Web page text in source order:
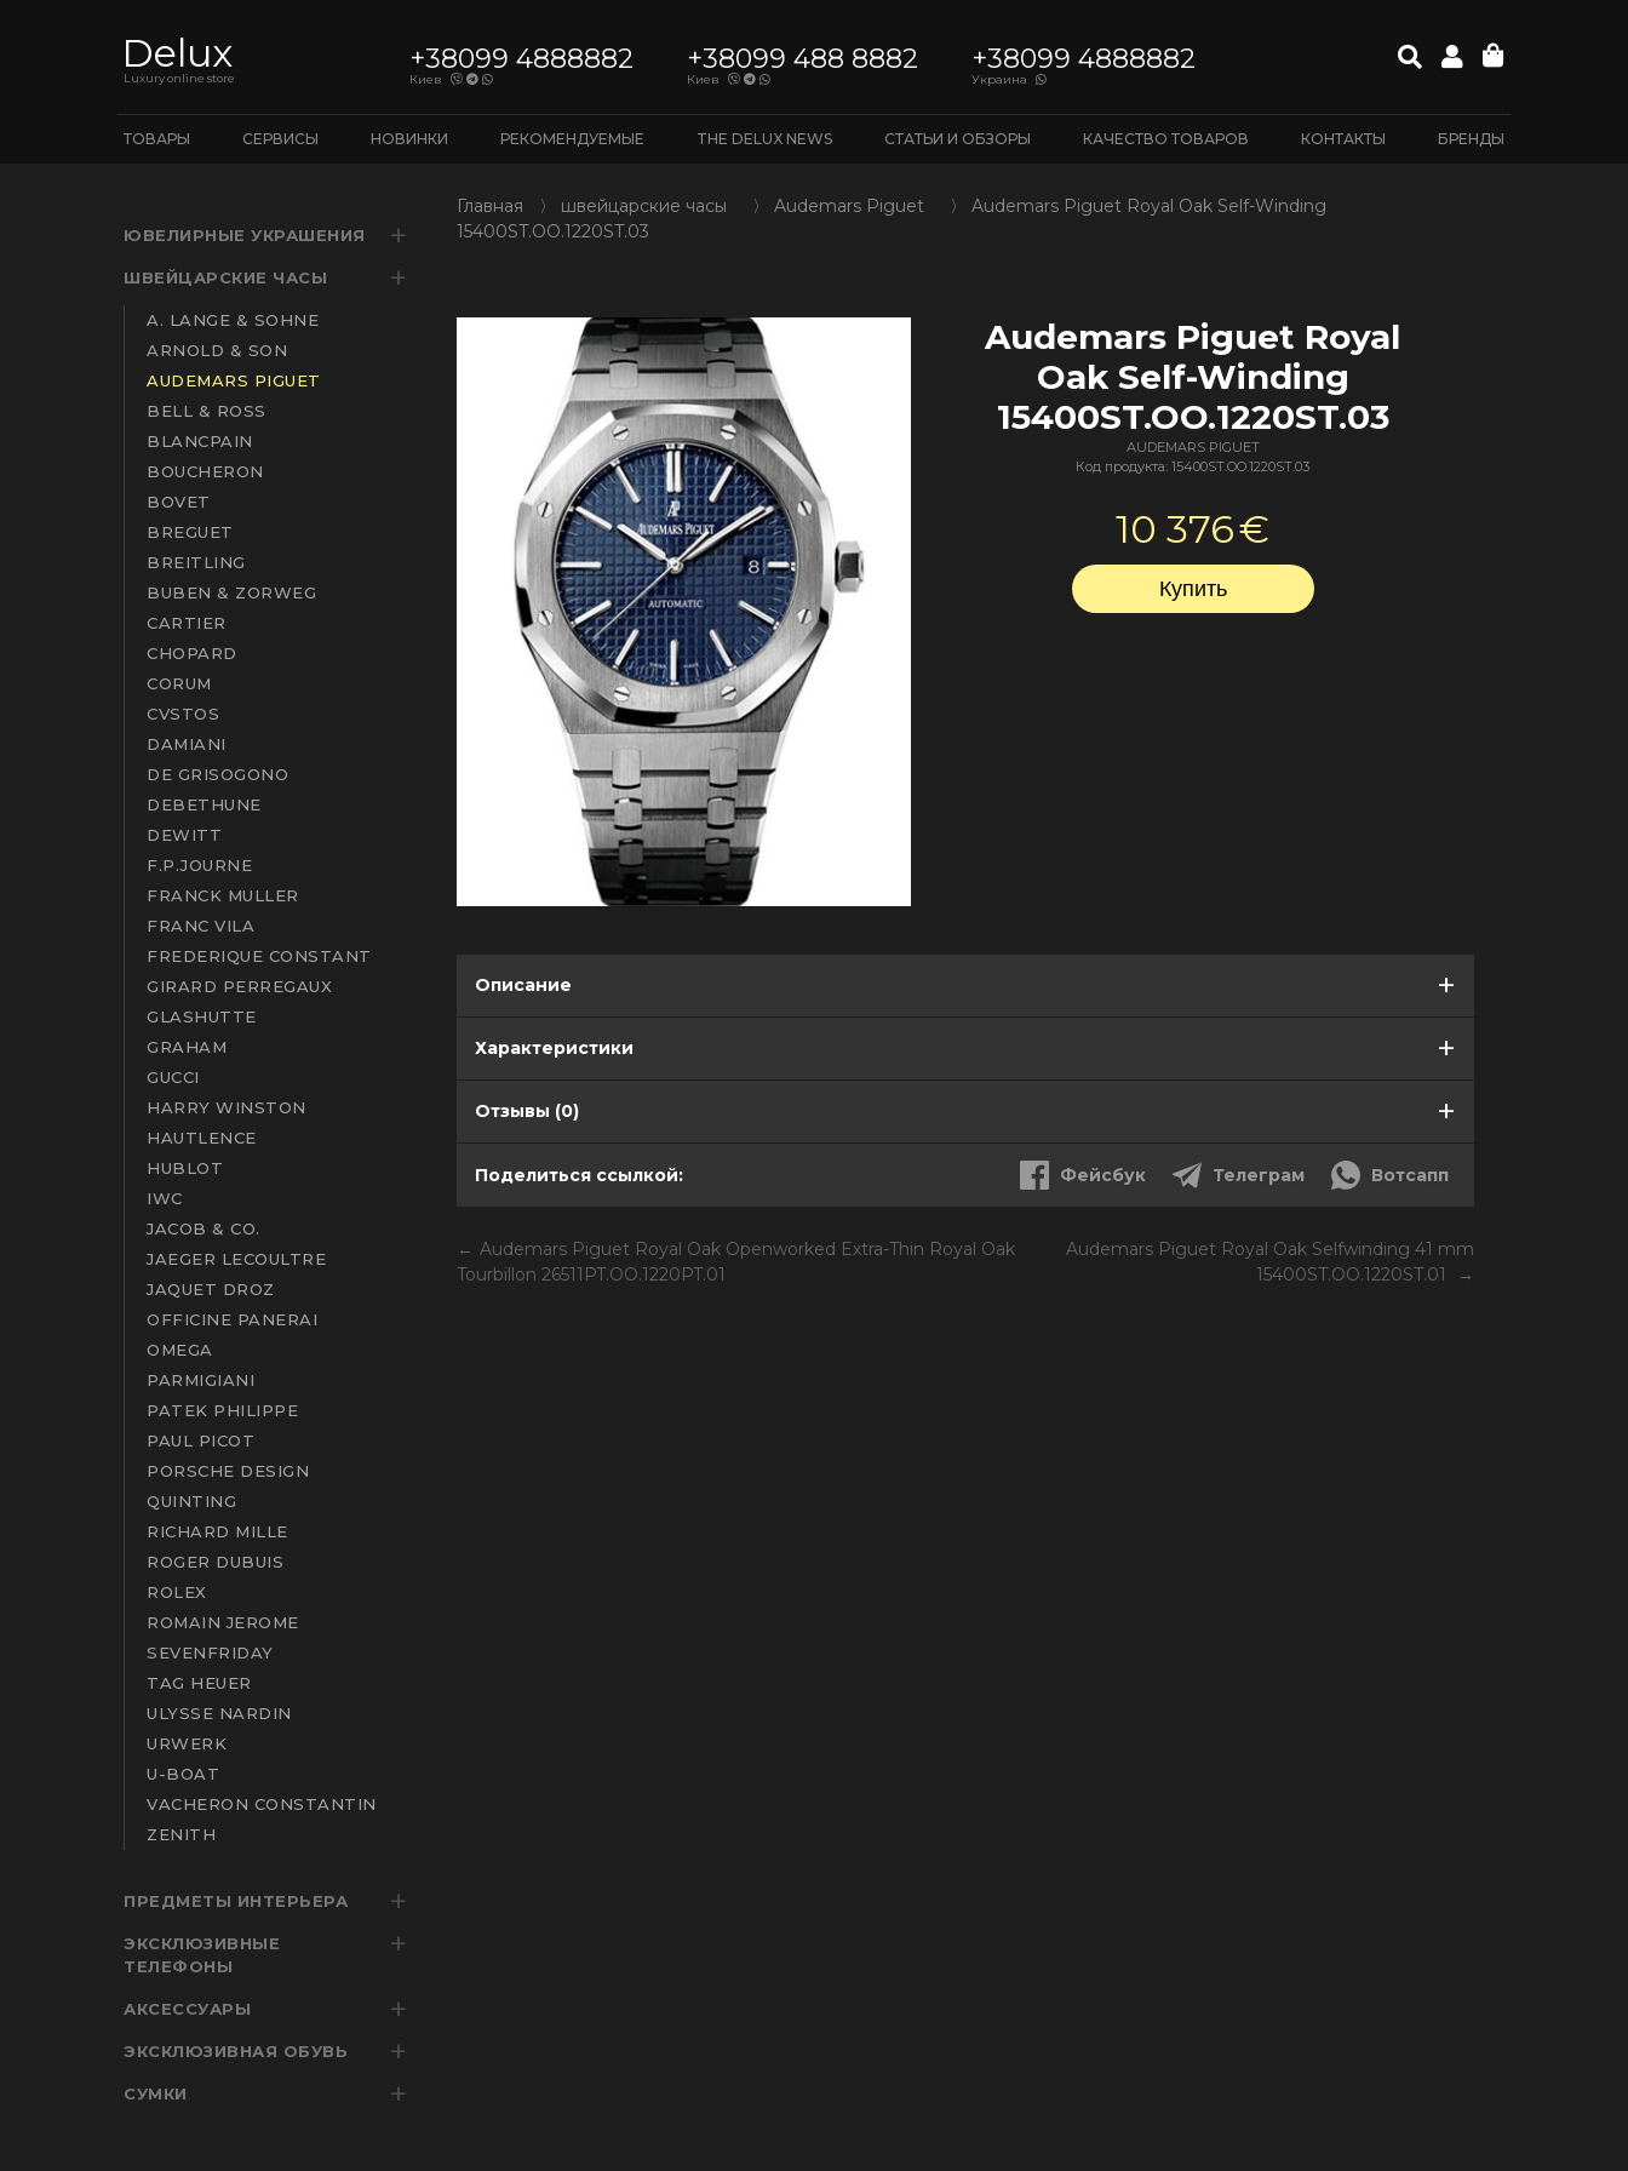
Delux
Luxury online store
+38099 4888882
Киев
+38099 488 8882
Киев
+38099 4888882
Украина
ТОВАРЫ СЕРВИСЫ НОВИНКИ РЕКОМЕНДУЕМЫЕ THE DELUX NEWS СТАТЬИ И ОБЗОРЫ КАЧЕСТВО ТОВАРОВ КОНТАКТЫ БРЕНДЫ
ЮВЕЛИРНЫЕ УКРАШЕНИЯ
ШВЕЙЦАРСКИЕ ЧАСЫ
A. LANGE & SOHNE
ARNOLD & SON
AUDEMARS PIGUET
BELL & ROSS
BLANCPAIN
BOUCHERON
BOVET
BREGUET
BREITLING
BUBEN & ZORWEG
CARTIER
CHOPARD
CORUM
CVSTOS
DAMIANI
DE GRISOGONO
DEBETHUNE
DEWITT
F.P.JOURNE
FRANCK MULLER
FRANC VILA
FREDERIQUE CONSTANT
GIRARD PERREGAUX
GLASHUTTE
GRAHAM
GUCCI
HARRY WINSTON
HAUTLENCE
HUBLOT
IWC
JACOB & CO.
JAEGER LECOULTRE
JAQUET DROZ
OFFICINE PANERAI
OMEGA
PARMIGIANI
PATEK PHILIPPE
PAUL PICOT
PORSCHE DESIGN
QUINTING
RICHARD MILLE
ROGER DUBUIS
ROLEX
ROMAIN JEROME
SEVENFRIDAY
TAG HEUER
ULYSSE NARDIN
URWERK
U-BOAT
VACHERON CONSTANTIN
ZENITH
ПРЕДМЕТЫ ИНТЕРЬЕРА
ЭКСКЛЮЗИВНЫЕ
ТЕЛЕФОНЫ
АКСЕССУАРЫ
ЭКСКЛЮЗИВНАЯ ОБУВЬ
СУМКИ
Главная 〉 швейцарские часы 〉 Audemars Piguet 〉 Audemars Piguet Royal Oak Self-Winding
15400ST.OO.1220ST.03
Audemars Piguet Royal
Oak Self-Winding
15400ST.OO.1220ST.03
AUDEMARS PIGUET
Код продукта: 15400ST.OO.1220ST.03
10 376€
Описание
Характеристики
Отзывы (0)
Поделиться ссылкой: Фейсбук Телеграм Вотсапп
Audemars Piguet Royal Oak Openworked Extra-Thin Royal Oak
Tourbillon 26511PT.OO.1220PT.01
Audemars Piguet Royal Oak Selfwinding 41 mm
15400ST.OO.1220ST.01